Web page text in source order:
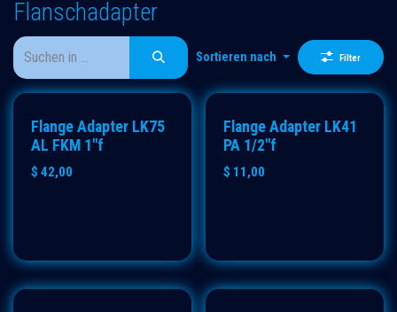
Flanschadapter
Sortieren nach Filter
Flange Adapter LK75
AL FKM 1"f
$ 42,00
Flange Adapter LK41
PA 1/2"f
$ 11,00